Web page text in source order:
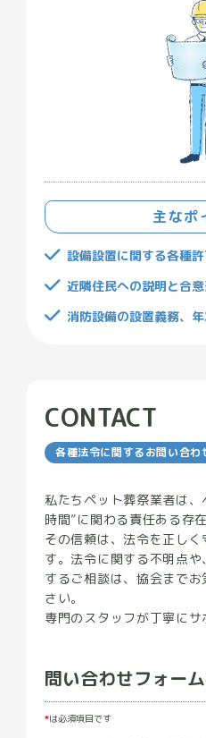
主なポ
設備設置に関する各種
近隣住民への説明と合
消防設備の設置義務、
CONTACT
各種法令に関するお問い合わ
私たちペット葬祭業者は
時間”に関わる責任ある存在
その信頼は、法令を正し
す。法令に関する不明点
するご相談は、協会まで
さい。
専門のスタッフが丁寧にサ
問い合わせフォー
*は必須項目です